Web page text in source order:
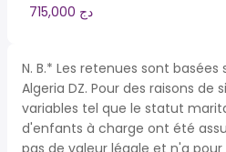
715,000 دج
N. B.* Les retenues sont
Algeria DZ. Pour des raisons
variables tel que le statut
d'enfants à charge ont été
pas de valeur légale et n'a